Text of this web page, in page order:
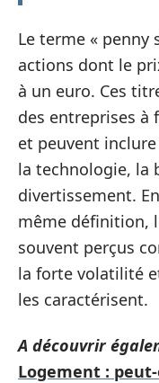
Le terme « penny
actions dont le
à un euro. Ces
des entreprises à
et peuvent
la technologie, la
divertissement.
même définition,
souvent perçus
la forte volatilité
les caractérisent.
A découvrir
Logement :